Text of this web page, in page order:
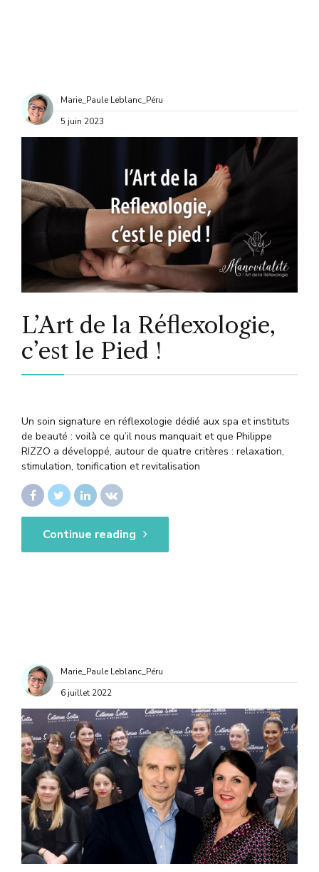
Marie_Paule Leblanc_Péru
5 juin 2023
L’Art de la Réflexologie,
c’est le Pied !
Un soin signature en réflexologie dédié aux spa et instituts
de beauté : voilà ce qu’il nous manquait et que Philippe
RIZZO a développé, autour de quatre critères : relaxation,
stimulation, tonification et revitalisation
Continue reading
Marie_Paule Leblanc_Péru
6 juillet 2022